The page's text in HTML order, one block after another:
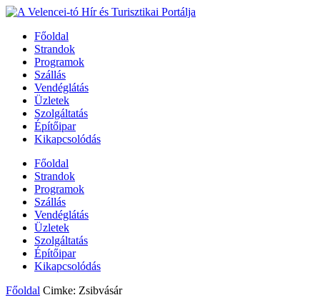
Főoldal
Strandok
Programok
Szállás
Vendéglátás
Üzletek
Szolgáltatás
Építőipar
Kikapcsolódás
Főoldal
Strandok
Programok
Szállás
Vendéglátás
Üzletek
Szolgáltatás
Építőipar
Kikapcsolódás
Főoldal Cimke: Zsibvásár